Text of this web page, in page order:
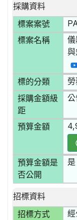
採購資料
標案案號
標案名稱
標的分類
採購金額級
距
預算金額
預算金額是
否公開
是
招標資料
招標方式